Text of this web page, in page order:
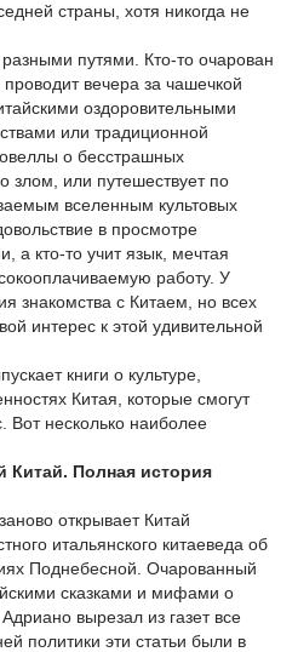
страны, хотя никогда не
путями. Кто-то очарован
вечера за чашечкой
оздоровительными
или традиционной
о бесстрашных
злом, или путешествует по
вселенным культовых
в просмотре
а кто-то учит язык, мечтая
работу. У
знакомства с Китаем, но всех
интерес к этой удивительной
книги о культуре,
Китая, которые смогут
Вот несколько наиболее
Полная история
открывает Китай
итальянского китаеведа об
Поднебесной. Очарованный
сказками и мифами о
вырезал из газет все
политики эти статьи были в